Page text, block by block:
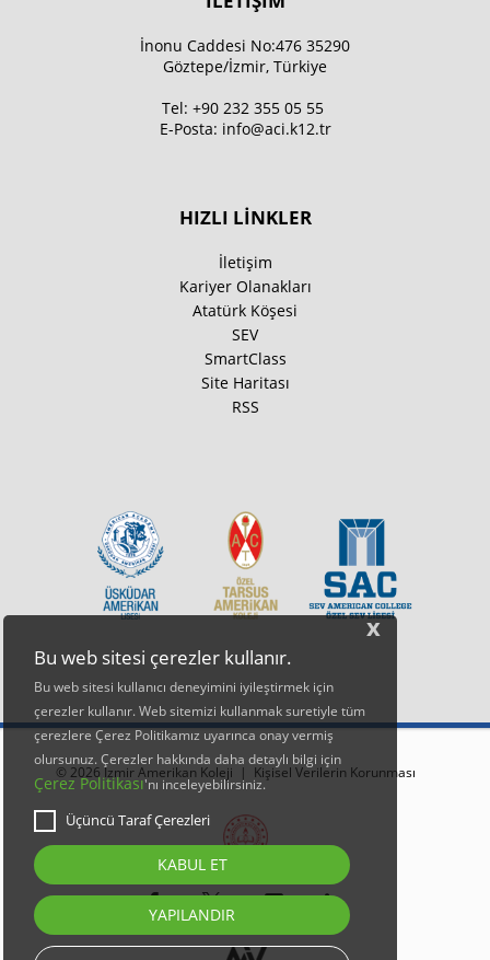
x
Bu web sitesi çerezler kullanır.
Bu web sitesi kullanıcı deneyimini iyileştirmek için
çerezler kullanır. Web sitemizi kullanmak suretiyle tüm
çerezlere Çerez Politikamız uyarınca onay vermiş
olursunuz. Çerezler hakkında daha detaylı bilgi için
Çerez Politikası'nı inceleyebilirsiniz.
Üçüncü Taraf Çerezleri
KABUL ET
YAPILANDIR
İnonu Caddesi No:476 35290
Göztepe/İzmir, Türkiye
Tel: +90 232 355 05 55
E-Posta: info@aci.k12.tr
HIZLI LİNKLER
İletişim
Kariyer Olanakları
Atatürk Köşesi
SEV
SmartClass
Site Haritası
RSS
© 2026 İzmir Amerikan Koleji | Kişisel Verilerin Korunması